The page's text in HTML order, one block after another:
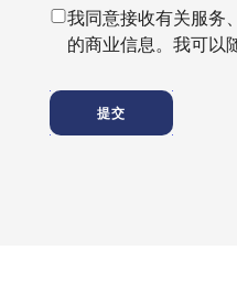
我同意接收有关服务
的商业信息。我可以
提交